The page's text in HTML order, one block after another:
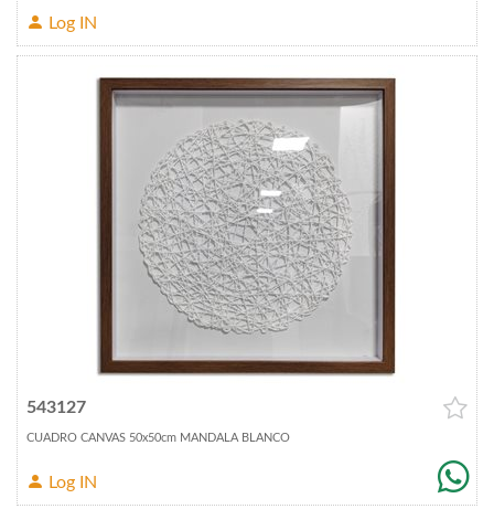
Log IN
543127
CUADRO CANVAS 50x50cm MANDALA BLANCO
Log IN